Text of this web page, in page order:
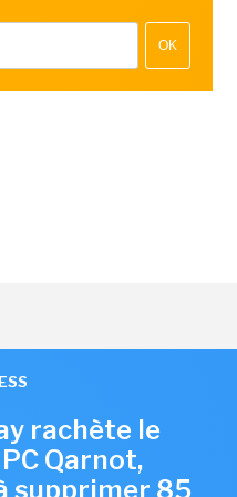
OK
rachète le
Qarnot,
supprimer 85